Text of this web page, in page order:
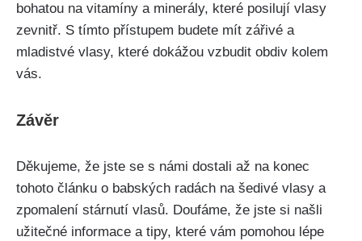
bohatou na vitamíny a minerály, které posilují vlasy
zevnitř. S tímto přístupem budete mít zářivé a
mladistvé vlasy, které dokážou vzbudit obdiv kolem
vás.
Závěr
Děkujeme,‌ že jste ‌se s námi dostali až ⁢na konec‌
tohoto článku o babských radách na ​šedivé vlasy a
zpomalení stárnutí vlasů. Doufáme, že jste‌ si našli
užitečné informace a tipy, které vám‍ pomohou lépe